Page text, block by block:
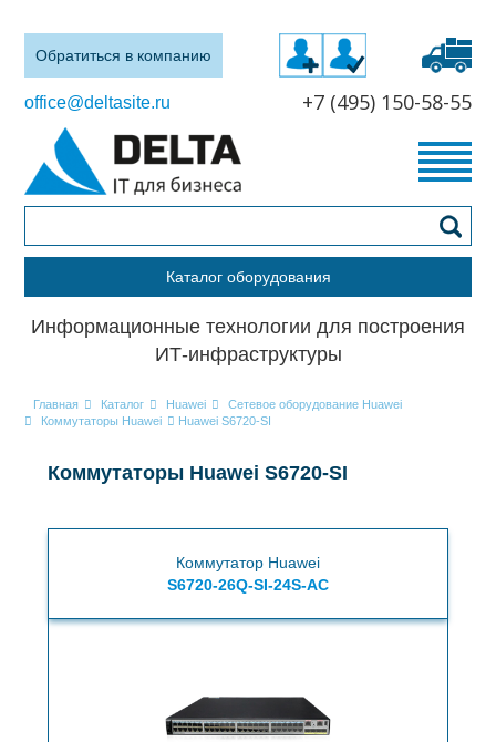
Обратиться в компанию
office@deltasite.ru +7 (495) 150-58-55
Каталог оборудования
Информационные технологии для построения
ИТ-инфраструктуры
Главная Каталог Huawei
Сетевое оборудование Huawei
Коммутаторы Huawei
Huawei S6720-SI
Коммутаторы Huawei S6720-SI
Коммутатор Huawei
S6720-26Q-SI-24S-AC